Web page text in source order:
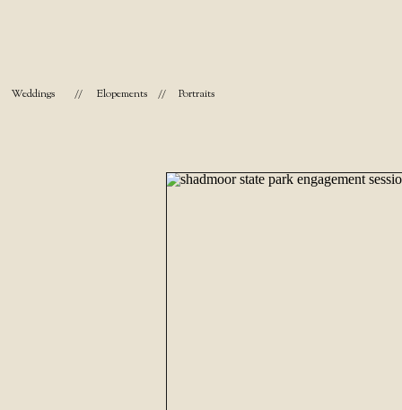
Portraits
//
Elopements
//
Weddings